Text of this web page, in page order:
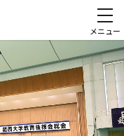
メニュー